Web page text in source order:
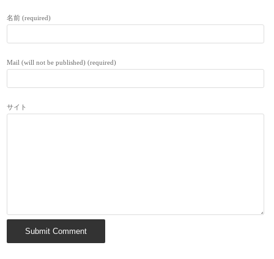
名前 (required)
Mail (will not be published) (required)
サイト